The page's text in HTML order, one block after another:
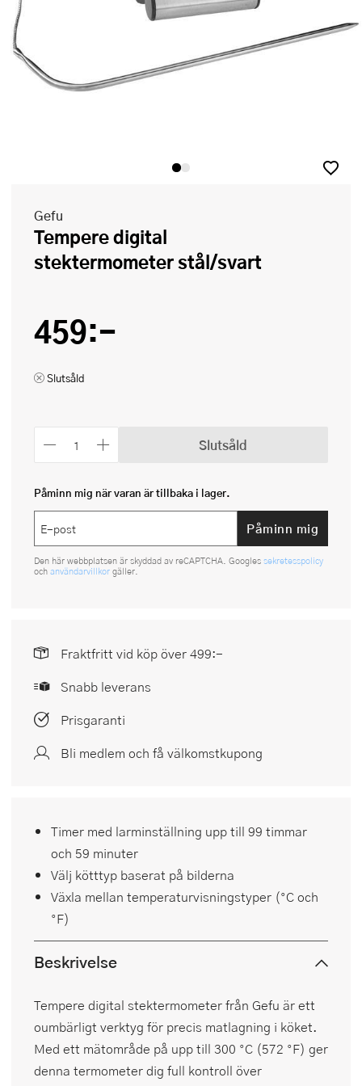
Gefu
Tempere digital
stektermometer stål/svart
459:-
Slutsåld
Slutsåld
Påminn mig när varan är tillbaka i lager.
Påminn mig
Den här webbplatsen är skyddad av reCAPTCHA. Googles sekretesspolicy
och användarvillkor gäller.
Fraktfritt vid köp över 499:-
Snabb leverans
Prisgaranti
Bli medlem och få välkomstkupong
Timer med larminställning upp till 99 timmar
och 59 minuter
Välj kötttyp baserat på bilderna
Växla mellan temperaturvisningstyper (°C och
°F)
Beskrivelse
Tempere digital stektermometer från Gefu är ett
oumbärligt verktyg för precis matlagning i köket.
Med ett mätområde på upp till 300 °C (572 °F) ger
denna termometer dig full kontroll över